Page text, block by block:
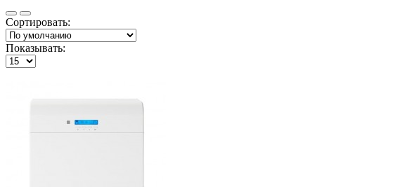
Сортировать:
Показывать: